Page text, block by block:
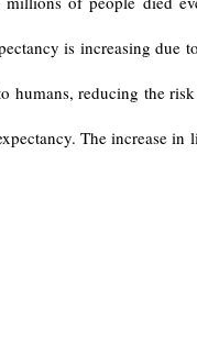
is increasing due
humans, reducing the
The increase in